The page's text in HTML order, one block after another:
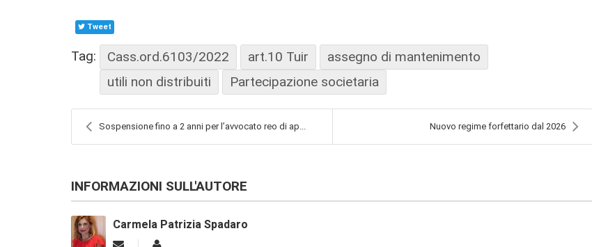
Tweet
Tag: Cass.ord.6103/2022 art.10 Tuir
assegno di mantenimento
utili non distribuiti
Partecipazione societaria
Sospensione fino a 2 anni per l’avvocato reo di ap... Nuovo regime forfettario dal 2026
INFORMAZIONI SULL'AUTORE
Carmela Patrizia Spadaro